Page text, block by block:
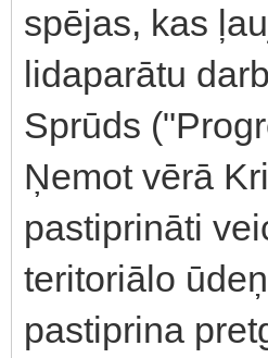
spējas, kas
lidaparātu
Sprūds
Ņemot vērā
pastiprināti
teritoriālo
pastiprina